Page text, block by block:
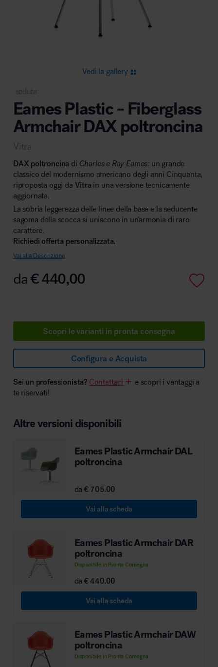
Area riunione e convegni
Area lounge e attesa
Area outdoor
MillerKnoll
Vedi la gallery
sedute
Eames Plastic – Fiberglass
Armchair DAX poltroncina
Vitra
DAX poltroncina di Charles e Ray Eames: un grande
classico del modernismo americano degli anni Cinquanta,
riproposta oggi da Vitra in una versione tecnicamente
aggiornata.
La sobria leggerezza delle linee della base e la seducente
sagoma della scocca si uniscono in un’armonia di raro
carattere.
Richiedi offerta personalizzata.
Vai alla Descrizione
da€440,00
Scopri le varianti in pronta consegna
Configura e Acquista
Sei un professionista? Contattaci
e scopri i vantaggi a
te riservati!
Altre versioni disponibili
Eames Plastic Armchair DAL
poltroncina
da€ 705.00
Vai alla scheda
Eames Plastic Armchair DAR
poltroncina
Disponibile in Pronta Consegna
da€ 440.00
Vai alla scheda
Eames Plastic Armchair DAW
poltroncina
Disponibile in Pronta Consegna